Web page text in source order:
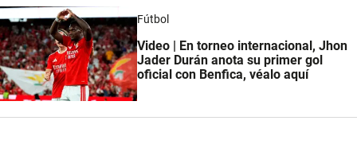
Fútbol
Video | En torneo internacional, Jhon
Jader Durán anota su primer gol
oficial con Benfica, véalo aquí